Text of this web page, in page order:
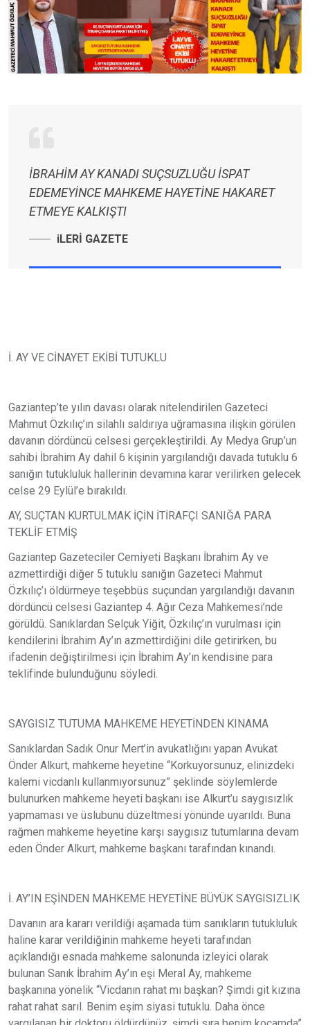
İBRAHİM AY KANADI SUÇSUZLUĞU İSPAT
EDEMEYİNCE MAHKEME HAYETİNE HAKARET
ETMEYE KALKIŞTI
iLERİ GAZETE
İ. AY VE CİNAYET EKİBİ TUTUKLU
Gaziantep’te yılın davası olarak nitelendirilen Gazeteci
Mahmut Özkılıç’ın silahlı saldırıya uğramasına ilişkin görülen
davanın dördüncü celsesi gerçekleştirildi. Ay Medya Grup’un
sahibi İbrahim Ay dahil 6 kişinin yargılandığı davada tutuklu 6
sanığın tutukluluk hallerinin devamına karar verilirken gelecek
celse 29 Eylül’e bırakıldı.
AY, SUÇTAN KURTULMAK İÇİN İTİRAFÇI SANIĞA PARA
TEKLİF ETMİŞ
Gaziantep Gazeteciler Cemiyeti Başkanı İbrahim Ay ve
azmettirdiği diğer 5 tutuklu sanığın Gazeteci Mahmut
Özkılıç’ı öldürmeye teşebbüs suçundan yargılandığı davanın
dördüncü celsesi Gaziantep 4. Ağır Ceza Mahkemesi’nde
görüldü. Sanıklardan Selçuk Yiğit, Özkılıç’ın vurulması için
kendilerini İbrahim Ay’ın azmettirdiğini dile getirirken, bu
ifadenin değiştirilmesi için İbrahim Ay’ın kendisine para
teklifinde bulunduğunu söyledi.
SAYGISIZ TUTUMA MAHKEME HEYETİNDEN KINAMA
Sanıklardan Sadık Onur Mert’in avukatlığını yapan Avukat
Önder Alkurt, mahkeme heyetine “Korkuyorsunuz, elinizdeki
kalemi vicdanlı kullanmıyorsunuz” şeklinde söylemlerde
bulunurken mahkeme heyeti başkanı ise Alkurt’u saygısızlık
yapmaması ve üslubunu düzeltmesi yönünde uyarıldı. Buna
rağmen mahkeme heyetine karşı saygısız tutumlarına devam
eden Önder Alkurt, mahkeme başkanı tarafından kınandı.
İ. AY’IN EŞİNDEN MAHKEME HEYETİNE BÜYÜK SAYGISIZLIK
Davanın ara kararı verildiği aşamada tüm sanıkların tutukluluk
haline karar verildiğinin mahkeme heyeti tarafından
açıklandığı esnada mahkeme salonunda izleyici olarak
bulunan Sanık İbrahim Ay’ın eşi Meral Ay, mahkeme
başkanına yönelik “Vicdanın rahat mı başkan? Şimdi git kızına
rahat rahat sarıl. Benim eşim siyasi tutuklu. Daha önce